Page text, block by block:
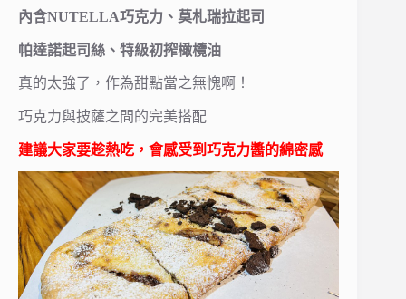
內含NUTELLA巧克力、莫札瑞拉起司
帕達諾起司絲、特級初搾橄欖油
真的太強了，作為甜點當之無愧啊！
巧克力與披薩之間的完美搭配
建議大家要趁熱吃，會感受到巧克力醬的綿密感